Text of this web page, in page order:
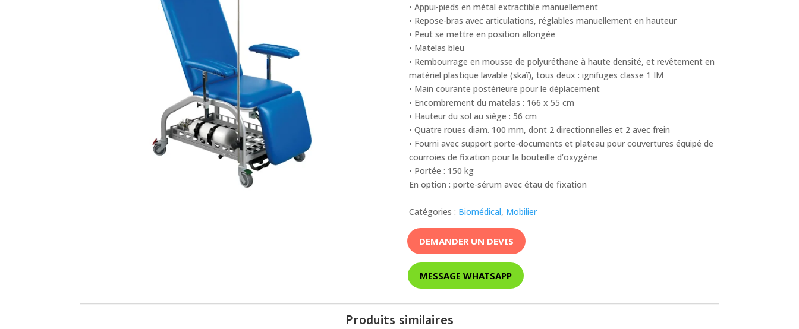
• Appui-pieds en métal extractible manuellement
• Repose-bras avec articulations, réglables manuellement en hauteur
• Peut se mettre en position allongée
• Matelas bleu
• Rembourrage en mousse de polyuréthane à haute densité, et revêtement en
matériel plastique lavable (skaï), tous deux : ignifuges classe 1 IM
• Main courante postérieure pour le déplacement
• Encombrement du matelas : 166 x 55 cm
• Hauteur du sol au siège : 56 cm
• Quatre roues diam. 100 mm, dont 2 directionnelles et 2 avec frein
• Fourni avec support porte-documents et plateau pour couvertures équipé de
courroies de fixation pour la bouteille d’oxygène
• Portée : 150 kg
En option : porte-sérum avec étau de fixation
Catégories : Biomédical, Mobilier
DEMANDER UN DEVIS
MESSAGE WHATSAPP
Produits similaires